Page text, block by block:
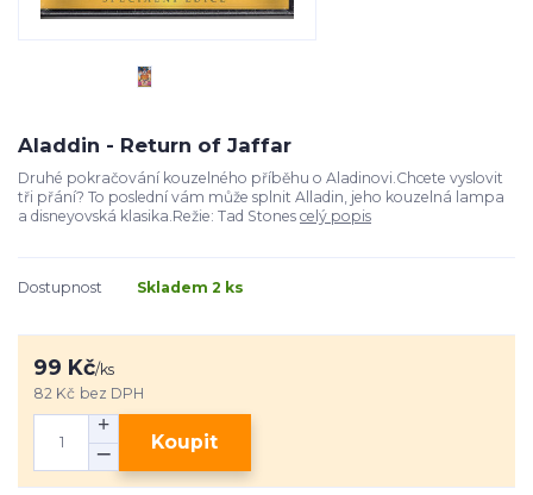
Aladdin - Return of Jaffar
Druhé pokračování kouzelného příběhu o Aladinovi.Chcete vyslovit
tři přání? To poslední vám může splnit Alladin, jeho kouzelná lampa
a disneyovská klasika.Režie: Tad Stones celý popis
Dostupnost Skladem 2 ks
99 Kč/ks
82 Kč bez DPH
Koupit